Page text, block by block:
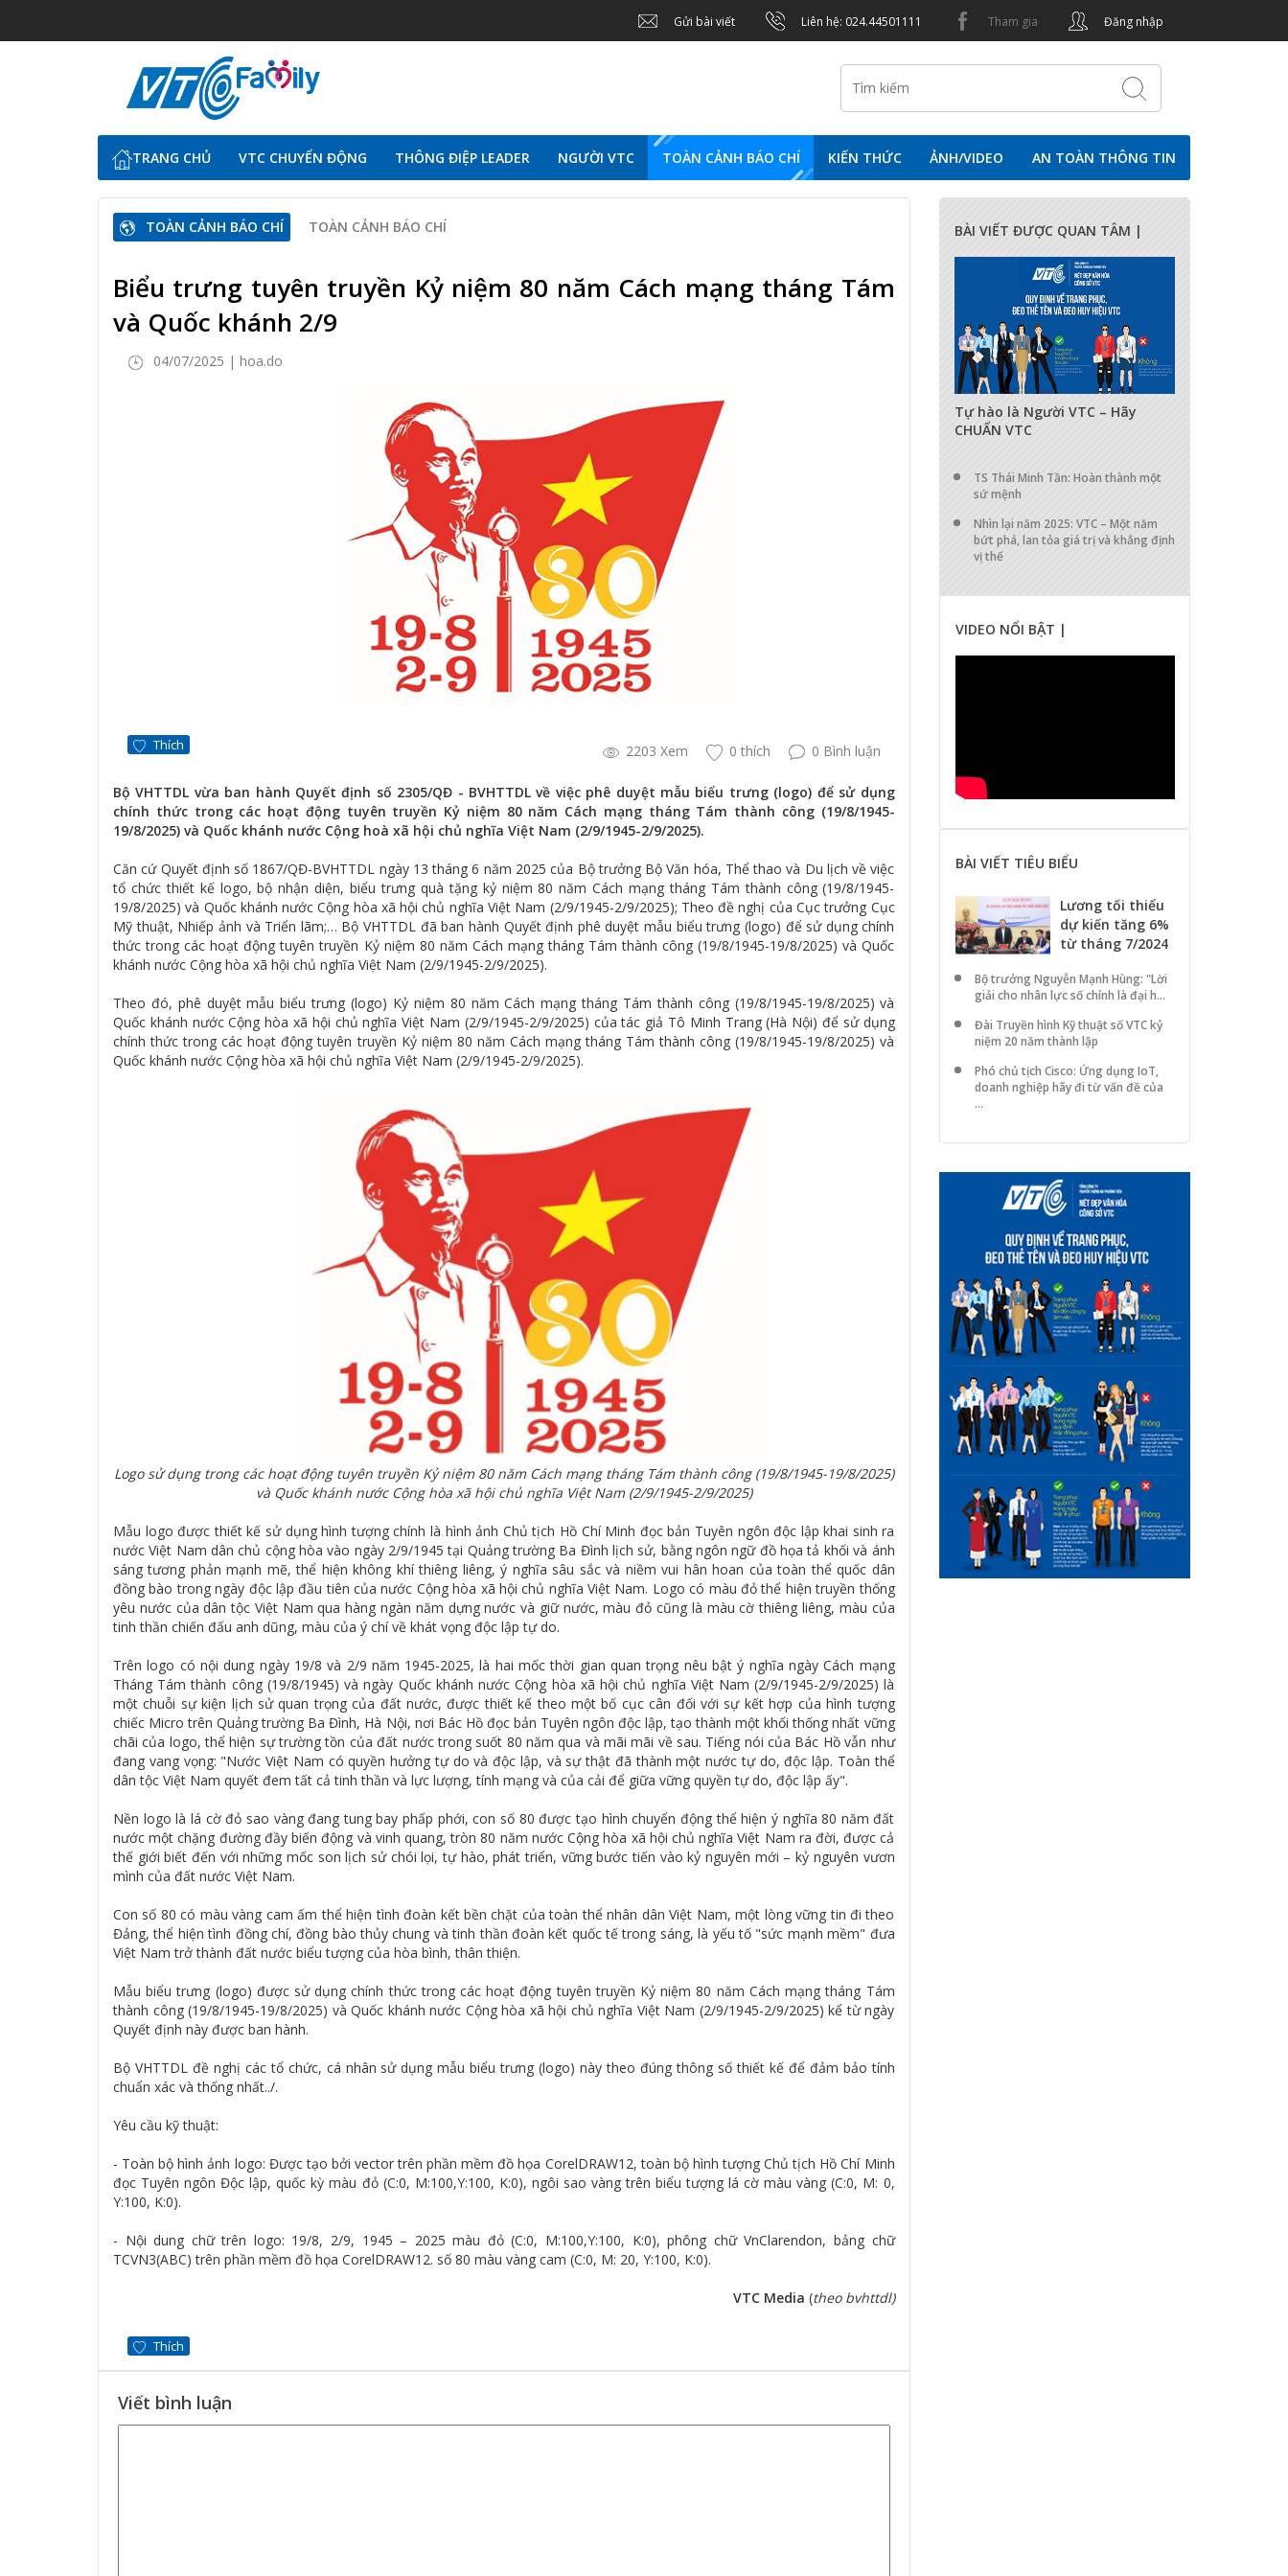
Gửi bài viết Liên hệ: 024.44501111 Tham gia Đăng nhập
TRANG CHỦ VTC CHUYỂN ĐỘNG THÔNG ĐIỆP LEADER NGƯỜI VTC TOÀN CẢNH BÁO CHÍ KIẾN THỨC ẢNH/VIDEO AN TOÀN THÔNG TIN
TOÀN CẢNH BÁO CHÍ TOÀN CẢNH BÁO CHÍ
Biểu trưng tuyên truyền Kỷ niệm 80 năm Cách mạng tháng Tám
và Quốc khánh 2/9
04/07/2025 | hoa.do
Thích 2203 Xem 0 thích 0 Bình luận
Bộ VHTTDL vừa ban hành Quyết định số 2305/QĐ - BVHTTDL về việc phê duyệt mẫu biểu trưng (logo) để sử dụng
chính thức trong các hoạt động tuyên truyền Kỷ niệm 80 năm Cách mạng tháng Tám thành công (19/8/1945-
19/8/2025) và Quốc khánh nước Cộng hoà xã hội chủ nghĩa Việt Nam (2/9/1945-2/9/2025).
Căn cứ Quyết định số 1867/QĐ-BVHTTDL ngày 13 tháng 6 năm 2025 của Bộ trưởng Bộ Văn hóa, Thể thao và Du lịch về việc
tổ chức thiết kế logo, bộ nhận diện, biểu trưng quà tặng kỷ niệm 80 năm Cách mạng tháng Tám thành công (19/8/1945-
19/8/2025) và Quốc khánh nước Cộng hòa xã hội chủ nghĩa Việt Nam (2/9/1945-2/9/2025); Theo đề nghị của Cục trưởng Cục
Mỹ thuật, Nhiếp ảnh và Triển lãm;… Bộ VHTTDL đã ban hành Quyết định phê duyệt mẫu biểu trưng (logo) để sử dụng chính
thức trong các hoạt động tuyên truyền Kỷ niệm 80 năm Cách mạng tháng Tám thành công (19/8/1945-19/8/2025) và Quốc
khánh nước Cộng hòa xã hội chủ nghĩa Việt Nam (2/9/1945-2/9/2025).
Theo đó, phê duyệt mẫu biểu trưng (logo) Kỷ niệm 80 năm Cách mạng tháng Tám thành công (19/8/1945-19/8/2025) và
Quốc khánh nước Cộng hòa xã hội chủ nghĩa Việt Nam (2/9/1945-2/9/2025) của tác giả Tô Minh Trang (Hà Nội) để sử dụng
chính thức trong các hoạt động tuyên truyền Kỷ niệm 80 năm Cách mạng tháng Tám thành công (19/8/1945-19/8/2025) và
Quốc khánh nước Cộng hòa xã hội chủ nghĩa Việt Nam (2/9/1945-2/9/2025).
Logo sử dụng trong các hoạt động tuyên truyền Kỷ niệm 80 năm Cách mạng tháng Tám thành công (19/8/1945-19/8/2025)
và Quốc khánh nước Cộng hòa xã hội chủ nghĩa Việt Nam (2/9/1945-2/9/2025)
Mẫu logo được thiết kế sử dụng hình tượng chính là hình ảnh Chủ tịch Hồ Chí Minh đọc bản Tuyên ngôn độc lập khai sinh ra
nước Việt Nam dân chủ cộng hòa vào ngày 2/9/1945 tại Quảng trường Ba Đình lịch sử, bằng ngôn ngữ đồ họa tả khối và ánh
sáng tương phản mạnh mẽ, thể hiện không khí thiêng liêng, ý nghĩa sâu sắc và niềm vui hân hoan của toàn thể quốc dân
đồng bào trong ngày độc lập đầu tiên của nước Cộng hòa xã hội chủ nghĩa Việt Nam. Logo có màu đỏ thể hiện truyền thống
yêu nước của dân tộc Việt Nam qua hàng ngàn năm dựng nước và giữ nước, màu đỏ cũng là màu cờ thiêng liêng, màu của
tinh thần chiến đấu anh dũng, màu của ý chí về khát vọng độc lập tự do.
Trên logo có nội dung ngày 19/8 và 2/9 năm 1945-2025, là hai mốc thời gian quan trọng nêu bật ý nghĩa ngày Cách mạng
Tháng Tám thành công (19/8/1945) và ngày Quốc khánh nước Cộng hòa xã hội chủ nghĩa Việt Nam (2/9/1945-2/9/2025) là
một chuỗi sự kiện lịch sử quan trọng của đất nước, được thiết kế theo một bố cục cân đối với sự kết hợp của hình tượng
chiếc Micro trên Quảng trường Ba Đình, Hà Nội, nơi Bác Hồ đọc bản Tuyên ngôn độc lập, tạo thành một khối thống nhất vững
chãi của logo, thể hiện sự trường tồn của đất nước trong suốt 80 năm qua và mãi mãi về sau. Tiếng nói của Bác Hồ vẫn như
đang vang vọng: "Nước Việt Nam có quyền hưởng tự do và độc lập, và sự thật đã thành một nước tự do, độc lập. Toàn thể
dân tộc Việt Nam quyết đem tất cả tinh thần và lực lượng, tính mạng và của cải để giữa vững quyền tự do, độc lập ấy".
Nền logo là lá cờ đỏ sao vàng đang tung bay phấp phới, con số 80 được tạo hình chuyển động thể hiện ý nghĩa 80 năm đất
nước một chặng đường đầy biến động và vinh quang, tròn 80 năm nước Cộng hòa xã hội chủ nghĩa Việt Nam ra đời, được cả
thế giới biết đến với những mốc son lịch sử chói lọi, tự hào, phát triển, vững bước tiến vào kỷ nguyên mới – kỷ nguyên vươn
mình của đất nước Việt Nam.
Con số 80 có màu vàng cam ấm thể hiện tình đoàn kết bền chặt của toàn thể nhân dân Việt Nam, một lòng vững tin đi theo
Đảng, thể hiện tình đồng chí, đồng bào thủy chung và tinh thần đoàn kết quốc tế trong sáng, là yếu tố "sức mạnh mềm" đưa
Việt Nam trở thành đất nước biểu tượng của hòa bình, thân thiện.
Mẫu biểu trưng (logo) được sử dụng chính thức trong các hoạt động tuyên truyền Kỷ niệm 80 năm Cách mạng tháng Tám
thành công (19/8/1945-19/8/2025) và Quốc khánh nước Cộng hòa xã hội chủ nghĩa Việt Nam (2/9/1945-2/9/2025) kể từ ngày
Quyết định này được ban hành.
Bộ VHTTDL đề nghị các tổ chức, cá nhân sử dụng mẫu biểu trưng (logo) này theo đúng thông số thiết kế để đảm bảo tính
chuẩn xác và thống nhất../.
Yêu cầu kỹ thuật:
- Toàn bộ hình ảnh logo: Được tạo bởi vector trên phần mềm đồ họa CorelDRAW12, toàn bộ hình tượng Chủ tịch Hồ Chí Minh
đọc Tuyên ngôn Độc lập, quốc kỳ màu đỏ (C:0, M:100,Y:100, K:0), ngôi sao vàng trên biểu tượng lá cờ màu vàng (C:0, M: 0,
Y:100, K:0).
- Nội dung chữ trên logo: 19/8, 2/9, 1945 – 2025 màu đỏ (C:0, M:100,Y:100, K:0), phông chữ VnClarendon, bảng chữ
TCVN3(ABC) trên phần mềm đồ họa CorelDRAW12. số 80 màu vàng cam (C:0, M: 20, Y:100, K:0).
VTC Media (theo bvhttdl)
Thích
Viết bình luận
BÀI VIẾT ĐƯỢC QUAN TÂM |
Tự hào là Người VTC – Hãy
CHUẨN VTC
TS Thái Minh Tần: Hoàn thành một
sứ mệnh
Nhìn lại năm 2025: VTC – Một năm
bứt phá, lan tỏa giá trị và khẳng định
vị thế
VIDEO NỔI BẬT |
BÀI VIẾT TIÊU BIỂU
Lương tối thiểu
dự kiến tăng 6%
từ tháng 7/2024
Bộ trưởng Nguyễn Mạnh Hùng: "Lời
giải cho nhân lực số chính là đại h...
Đài Truyền hình Kỹ thuật số VTC kỷ
niệm 20 năm thành lập
Phó chủ tịch Cisco: Ứng dụng IoT,
doanh nghiệp hãy đi từ vấn đề của
...